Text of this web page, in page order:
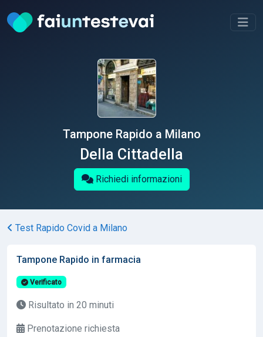
Tampone Rapido a Milano
Della Cittadella
Richiedi informazioni
Test Rapido Covid a Milano
Tampone Rapido in farmacia
Verificato
Risultato in 20 minuti
Prenotazione richiesta